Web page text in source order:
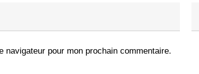
pour mon prochain commentaire.